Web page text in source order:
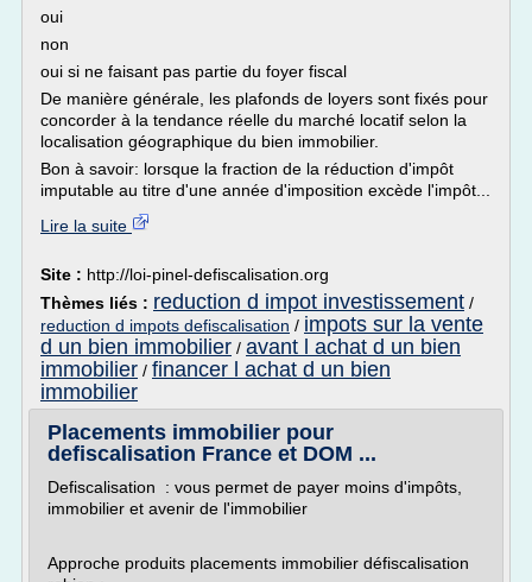
oui
non
oui si ne faisant pas partie du foyer fiscal
De manière générale, les plafonds de loyers sont fixés pour
concorder à la tendance réelle du marché locatif selon la
localisation géographique du bien immobilier.
Bon à savoir: lorsque la fraction de la réduction d'impôt
imputable au titre d'une année d'imposition excède l'impôt...
Lire la suite
Site : http://loi-pinel-defiscalisation.org
Thèmes liés : reduction d impot investissement /
reduction d impots defiscalisation / impots sur la vente
d un bien immobilier / avant l achat d un bien
immobilier / financer l achat d un bien
immobilier
Placements immobilier pour
defiscalisation France et DOM ...
Defiscalisation : vous permet de payer moins d'impôts,
immobilier et avenir de l'immobilier
Approche produits placements immobilier défiscalisation